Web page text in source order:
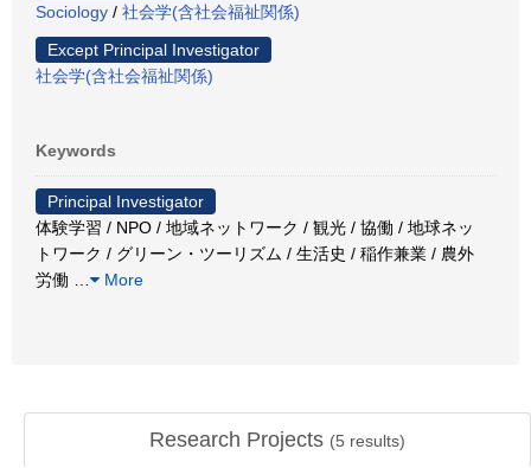
Sociology / 社会学(含社会福祉関係)
Except Principal Investigator
社会学(含社会福祉関係)
Keywords
Principal Investigator
体験学習 / NPO / 地域ネットワーク / 観光 / 協働 / 地球ネッ
トワーク / グリーン・ツーリズム / 生活史 / 稲作兼業 / 農外
労働
More
Research Projects (5 results)